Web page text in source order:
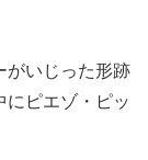
がいじった形跡
にピエゾ・ピッ